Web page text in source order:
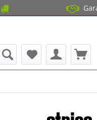
14 Tage Gratis